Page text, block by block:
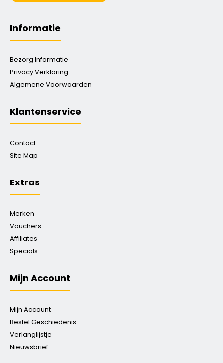
Informatie
Bezorg Informatie
Privacy Verklaring
Algemene Voorwaarden
Klantenservice
Contact
Site Map
Extras
Merken
Vouchers
Affiliates
Specials
Mijn Account
Mijn Account
Bestel Geschiedenis
Verlanglijstje
Nieuwsbrief